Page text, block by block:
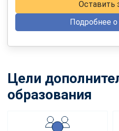
Оставить
Подробнее
Цели
образования